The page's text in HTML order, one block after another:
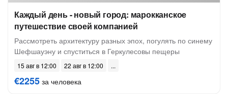
Каждый день - новый город: марокканское
путешествие своей компанией
Рассмотреть архитектуру разных эпох, погулять по синему
Шефшауэну и спуститься в Геркулесовы пещеры
15 авг в 12:00 22 авг в 12:00
€2255 за человека